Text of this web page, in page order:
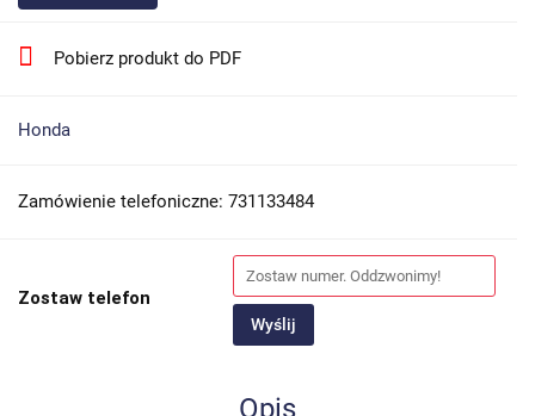
Pobierz produkt do PDF
Honda
Zamówienie telefoniczne: 731133484
Zostaw telefon
Wyślij
Opis